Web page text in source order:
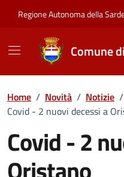
Regione Autonoma della
Comune
Home / Novità / Notizie /
Covid - 2 nuovi decessi a
Covid - 2